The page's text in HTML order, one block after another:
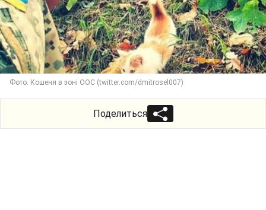
Фото: Кошеня в зоні ООС (twitter.com/dmitrosel007)
Поделиться